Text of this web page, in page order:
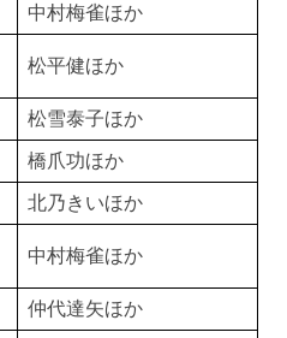
中村梅雀ほか
松平健ほか
松雪泰子ほか
橋爪功ほか
北乃きいほか
中村梅雀ほか
仲代達矢ほか